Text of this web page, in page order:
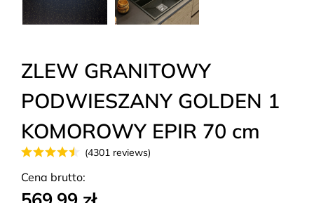
ZLEW GRANITOWY
PODWIESZANY GOLDEN 1
KOMOROWY EPIR 70 cm
(4301 reviews)
Cena brutto: